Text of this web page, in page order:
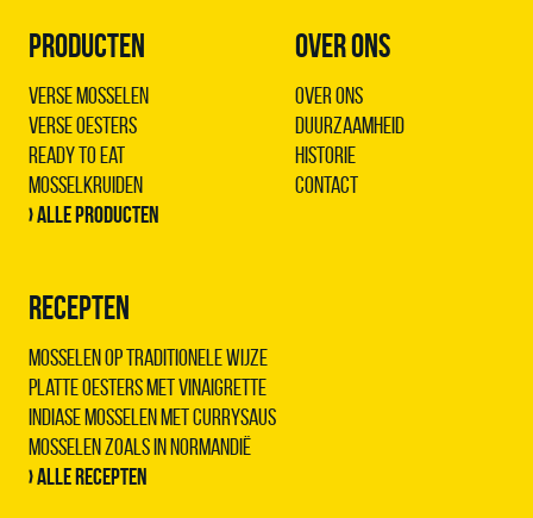
PRODUCTEN
Verse Mosselen
Verse Oesters
Ready to Eat
Mosselkruiden
› Alle producten
RECEPTEN
Mosselen op traditionele wijze
Platte oesters met vinaigrette
Indiase mosselen met Currysaus
Mosselen zoals in Normandië
› Alle recepten
OVER ONS
Over ons
Duurzaamheid
Historie
Contact